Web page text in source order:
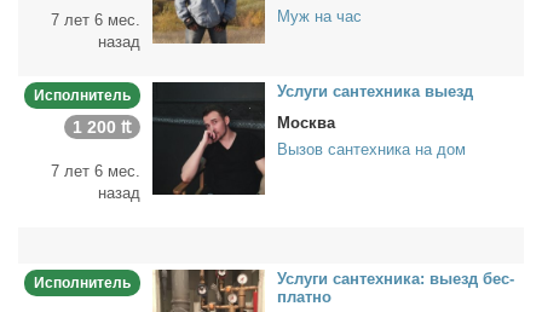
7 лет 6 мес.
назад
Муж на час
Исполнитель
1 200 ₶
7 лет 6 мес.
назад
Услу­ги сан­тех­ни­ка вы­езд
Москва
Вызов сантехника на дом
Исполнитель
Услу­ги сан­тех­ни­ка: вы­езд бес­
плат­но